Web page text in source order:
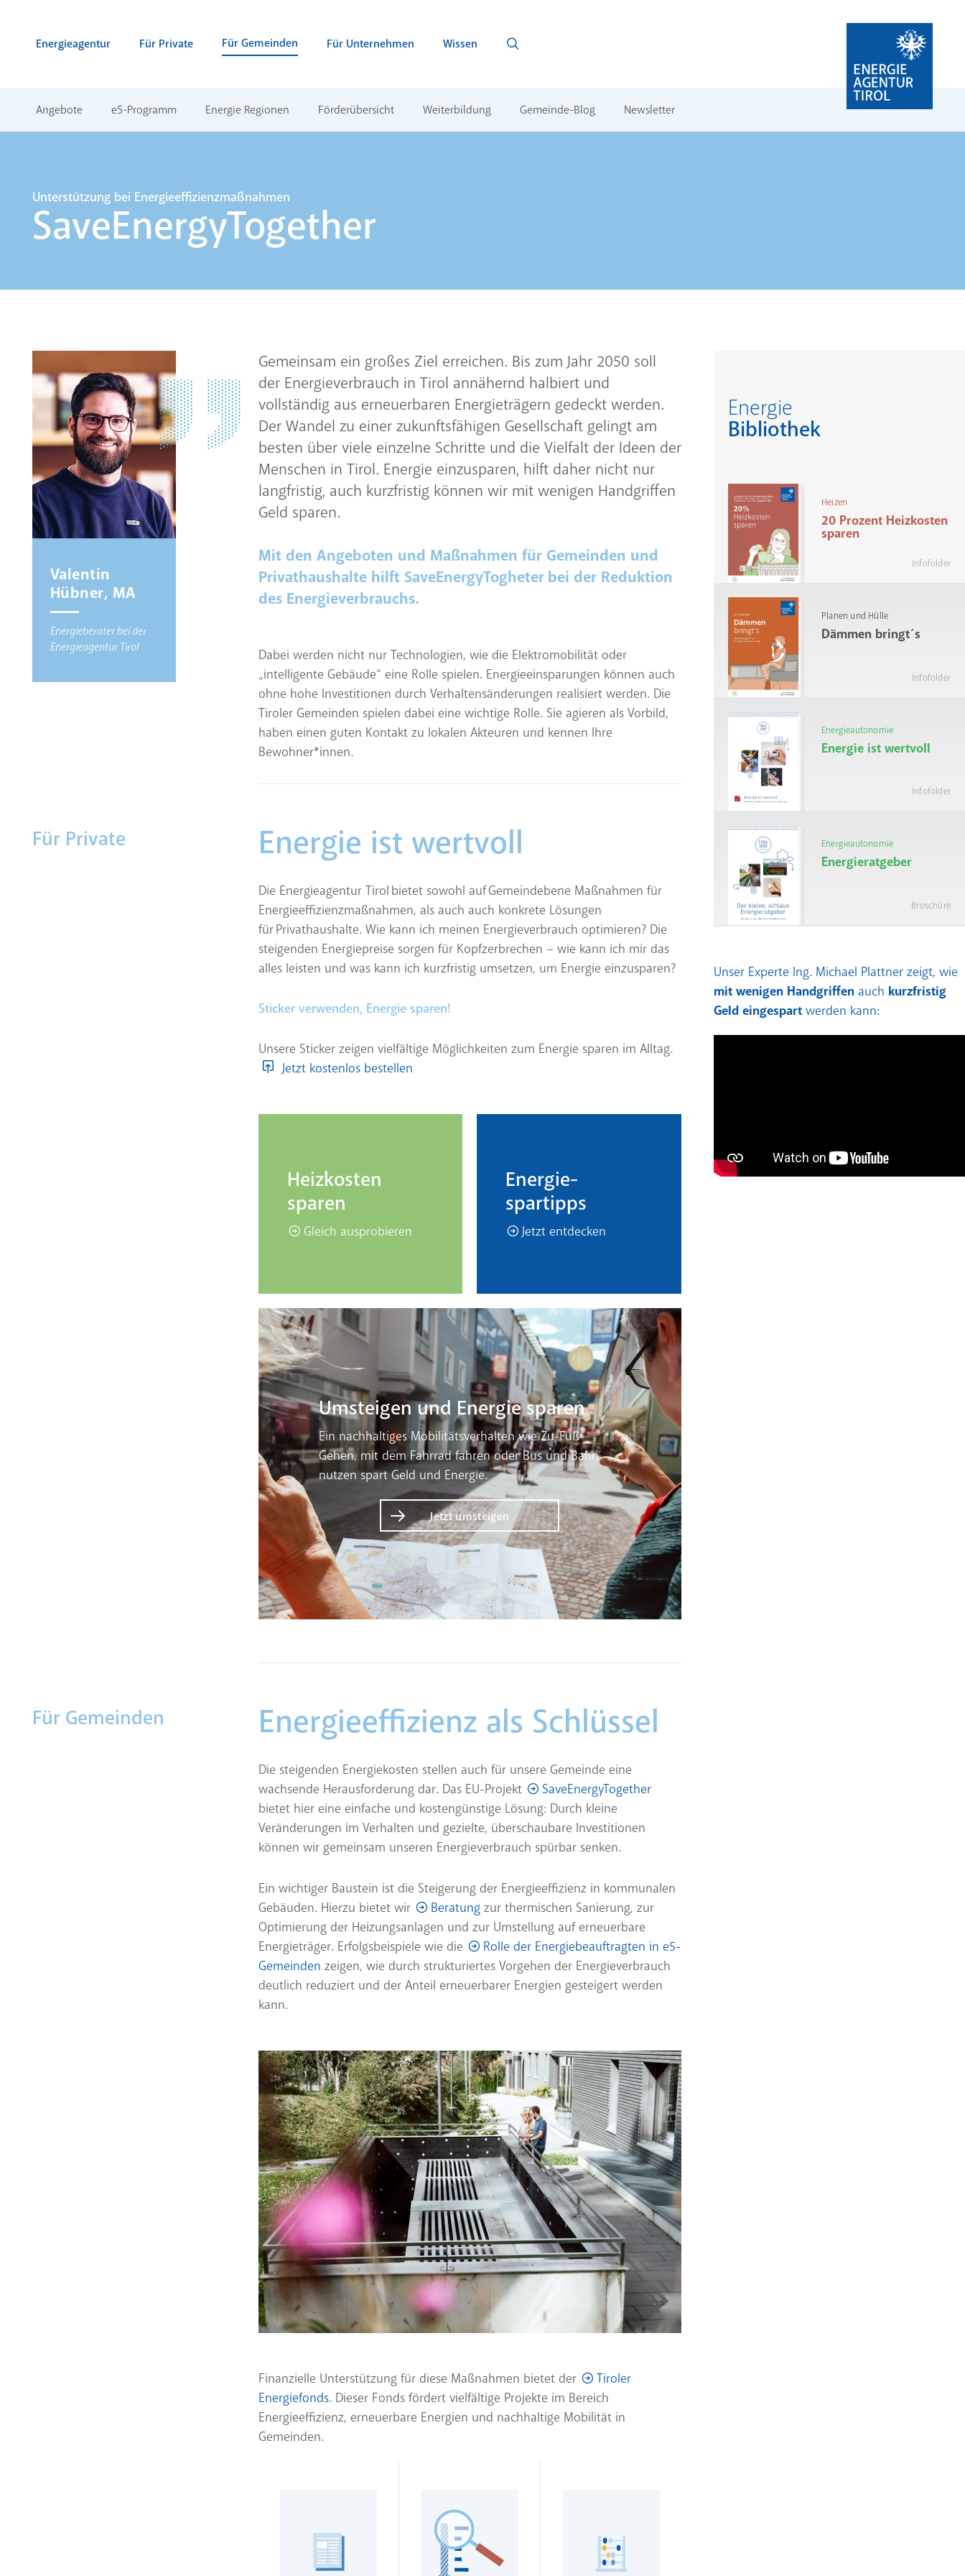
Energieagentur Für Private Für Gemeinden Für Unternehmen Wissen
Angebote e5-Programm Energie Regionen Förderübersicht Weiterbildung Gemeinde-Blog Newsletter
Unterstützung bei Energieeffizienzmaßnahmen
SaveEnergyTogether
Valentin
Hübner, MA
Energieberater bei der
Energieagentur Tirol
Gemeinsam ein großes Ziel erreichen. Bis zum Jahr 2050 soll
der Energieverbrauch in Tirol annähernd halbiert und
vollständig aus erneuerbaren Energieträgern gedeckt werden.
Der Wandel zu einer zukunftsfähigen Gesellschaft gelingt am
besten über viele einzelne Schritte und die Vielfalt der Ideen der
Menschen in Tirol. Energie einzusparen, hilft daher nicht nur
langfristig, auch kurzfristig können wir mit wenigen Handgriffen
Geld sparen.
Mit den Angeboten und Maßnahmen für Gemeinden und
Privathaushalte hilft SaveEnergyTogheter bei der Reduktion
des Energieverbrauchs.
Dabei werden nicht nur Technologien, wie die Elektromobilität oder
„intelligente Gebäude“ eine Rolle spielen. Energieeinsparungen können auch
ohne hohe Investitionen durch Verhaltensänderungen realisiert werden. Die
Tiroler Gemeinden spielen dabei eine wichtige Rolle. Sie agieren als Vorbild,
haben einen guten Kontakt zu lokalen Akteuren und kennen Ihre
Bewohner*innen.
Für Private Energie ist wertvoll
Die Energieagentur Tirol bietet sowohl auf Gemeindebene Maßnahmen für
Energieeffizienzmaßnahmen, als auch auch konkrete Lösungen
für Privathaushalte. Wie kann ich meinen Energieverbrauch optimieren? Die
steigenden Energiepreise sorgen für Kopfzerbrechen – wie kann ich mir das
alles leisten und was kann ich kurzfristig umsetzen, um Energie einzusparen?
Sticker verwenden, Energie sparen!
Unsere Sticker zeigen vielfältige Möglichkeiten zum Energie sparen im Alltag.
Jetzt kostenlos bestellen
Heizkosten
sparen
Gleich ausprobieren
Energie-
spartipps
Jetzt entdecken
Umsteigen und Energie sparen
Ein nachhaltiges Mobilitätsverhalten wie Zu-Fuß-
Gehen, mit dem Fahrrad fahren oder Bus und Bahn
nutzen spart Geld und Energie.
Jetzt umsteigen
Für Gemeinden Energieeffizienz als Schlüssel
Die steigenden Energiekosten stellen auch für unsere Gemeinde eine
wachsende Herausforderung dar. Das EU-Projekt
SaveEnergyTogether
bietet hier eine einfache und kostengünstige Lösung: Durch kleine
Veränderungen im Verhalten und gezielte, überschaubare Investitionen
können wir gemeinsam unseren Energieverbrauch spürbar senken.
Ein wichtiger Baustein ist die Steigerung der Energieeffizienz in kommunalen
Gebäuden. Hierzu bietet wir
Beratungzur thermischen Sanierung, zur
Optimierung der Heizungsanlagen und zur Umstellung auf erneuerbare
Energieträger. Erfolgsbeispiele wie die
Rolle der Energiebeauftragten in e5-
Gemeinden zeigen, wie durch strukturiertes Vorgehen der Energieverbrauch
deutlich reduziert und der Anteil erneuerbarer Energien gesteigert werden
kann.
Finanzielle Unterstützung für diese Maßnahmen bietet der
Tiroler
Energiefonds. Dieser Fonds fördert vielfältige Projekte im Bereich
Energieeffizienz, erneuerbare Energien und nachhaltige Mobilität in
Gemeinden.
Energie
Bibliothek
20 Prozent Heizkosten
sparen
Heizen
Infofolder
Dämmen bringt´s
Planen und Hülle
Infofolder
Energie ist wertvoll
Energieautonomie
Infofolder
Energieratgeber
Energieautonomie
Broschüre
Unser Experte Ing. Michael Plattner zeigt, wie
mit wenigen Handgriffen auch kurzfristig
Geld eingespart werden kann: